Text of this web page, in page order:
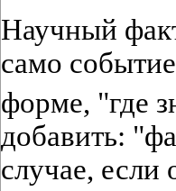
Научный
само
форме, "где
добавить:
случае,